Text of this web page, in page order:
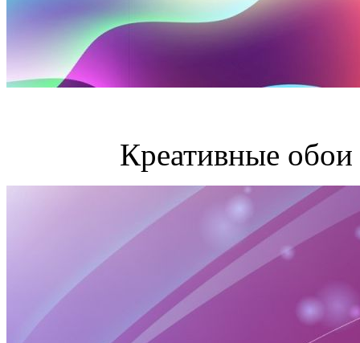
Креативные